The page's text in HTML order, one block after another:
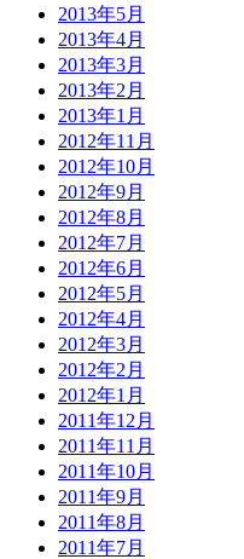
2013年5月
2013年4月
2013年3月
2013年2月
2013年1月
2012年11月
2012年10月
2012年9月
2012年8月
2012年7月
2012年6月
2012年5月
2012年4月
2012年3月
2012年2月
2012年1月
2011年12月
2011年11月
2011年10月
2011年9月
2011年8月
2011年7月